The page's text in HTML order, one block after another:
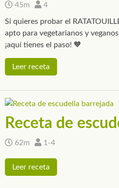
45m 4
Si quieres probar el
apto para vegetarianos y
¡aquí tienes el paso! 🧡
Leer receta
Receta de
62m 1-4
Leer receta